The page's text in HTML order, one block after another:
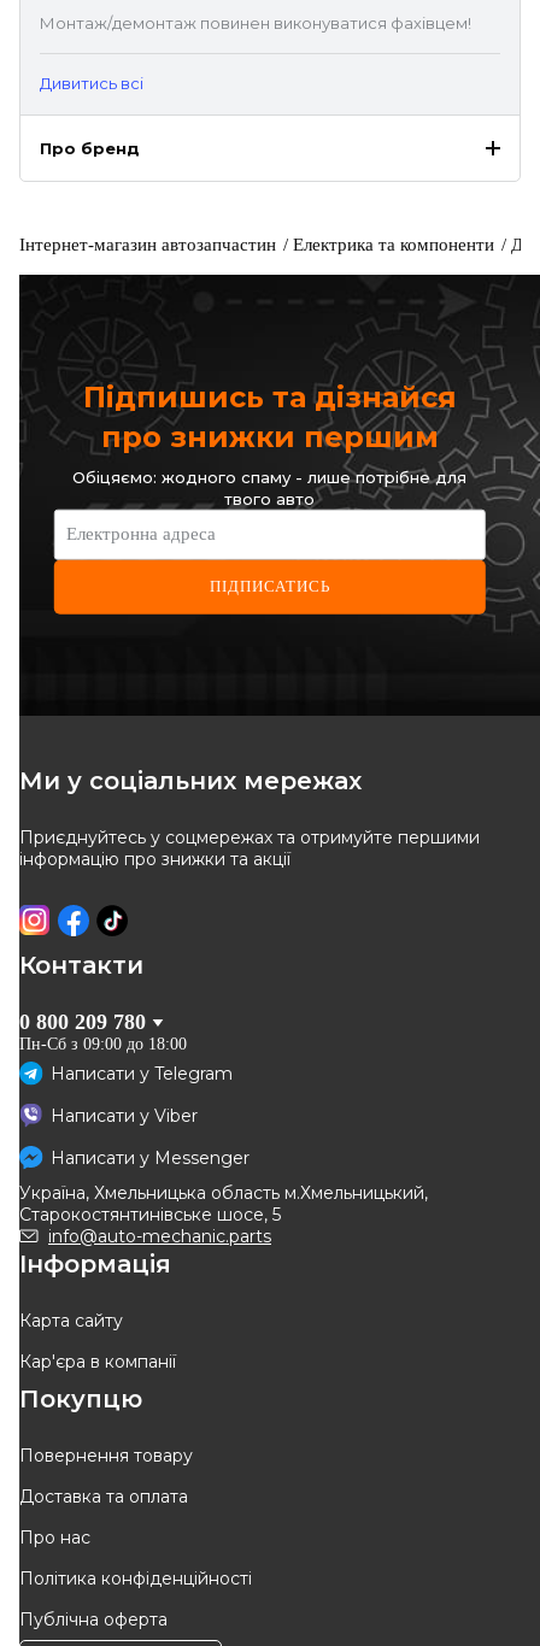
Монтаж/демонтаж повинен виконуватися фахівцем!
Дивитись всі
Про бренд
Інтернет-магазин автозапчастин Електрика та компоненти
Підпишись та дізнайся
про знижки першим
Обіцяємо: жодного спаму - лише потрібне для
твого авто
Електронна адреса
ПІДПИСАТИСЬ
Ми у соціальних мережах
Приєднуйтесь у соцмережах та отримуйте першими
інформацію про знижки та акції
Контакти
0 800 209 780
Пн-Сб з 09:00 до 18:00
Написати у Telegram
Написати у Viber
Написати у Messenger
Україна, Хмельницька область м.Хмельницький,
Старокостянтинівське шосе, 5
info@auto-mechanic.parts
Інформація
Карта сайту
Кар'єра в компанії
Покупцю
Повернення товару
Доставка та оплата
Про нас
Політика конфіденційності
Публічна оферта